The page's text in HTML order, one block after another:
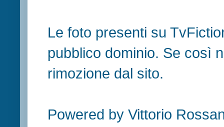
Le foto presenti su
pubblico dominio. Se così
rimozione dal sito.
Powered by Vittorio